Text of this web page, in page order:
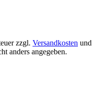
zzgl. Versandkosten und
anders angegeben.